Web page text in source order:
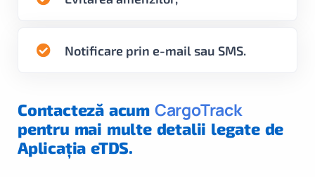
Notificare prin e-mail sau SMS.
Contacteză acum CargoTrack
pentru mai multe detalii legate de
Aplicația eTDS.